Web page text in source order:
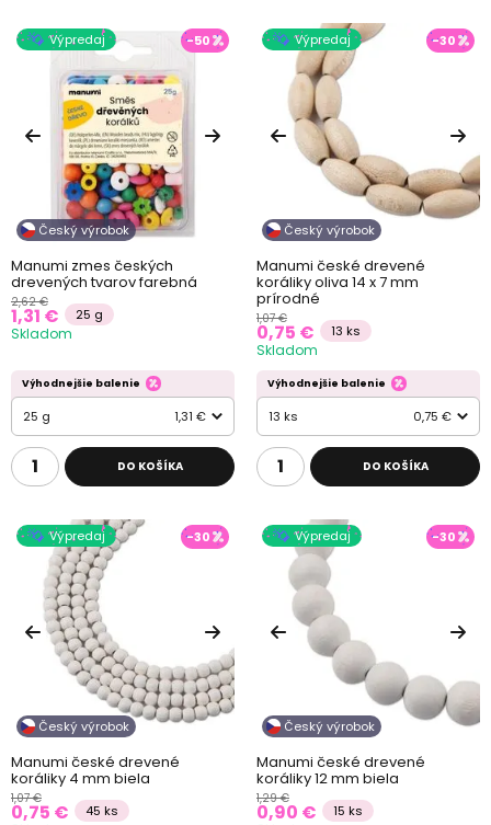
Výpredaj
Český výrobok
-50
Manumi zmes českých
drevených tvarov farebná
2,62 €
1,31 € 25 g
Skladom
Výhodnejšie balenie
25 g 1,31 €
DO KOŠÍKA
Výpredaj
Český výrobok
-30
Manumi české drevené
koráliky oliva 14 x 7 mm
prírodné
1,07 €
0,75 € 13 ks
Skladom
Výhodnejšie balenie
13 ks 0,75 €
DO KOŠÍKA
Výpredaj
Český výrobok
-30
Manumi české drevené
koráliky 4 mm biela
1,07 €
0,75 € 45 ks
Výpredaj
Český výrobok
-30
Manumi české drevené
koráliky 12 mm biela
1,29 €
0,90 € 15 ks